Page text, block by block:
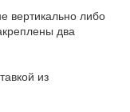
вертикально либо
два
из